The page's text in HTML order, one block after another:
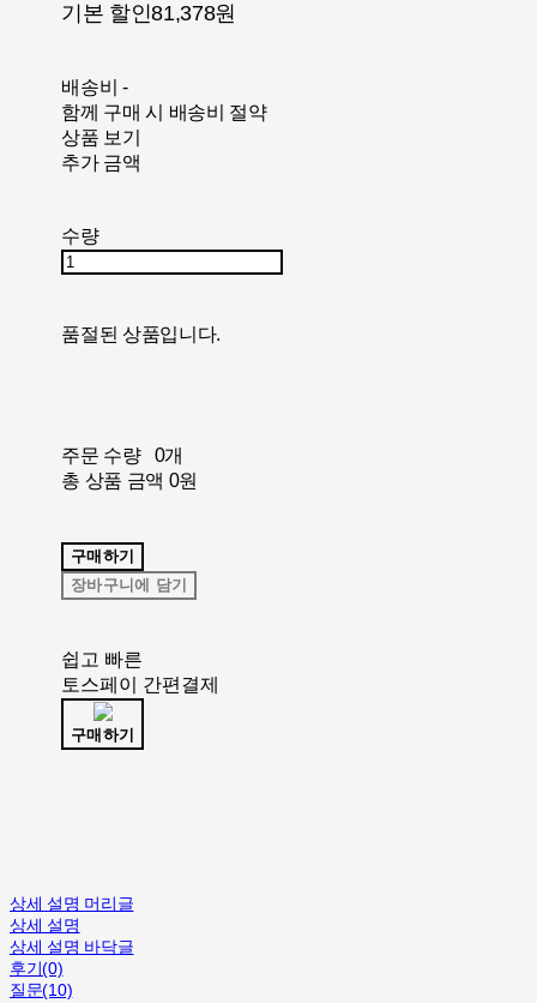
기본 할인81,378원
배송비 -
함께 구매 시 배송비 절약
상품 보기
추가 금액
수량
품절된 상품입니다.
주문 수량
0개
총 상품 금액 0원
구매하기
장바구니에 담기
쉽고 빠른
토스페이 간편결제
구매하기
상세 설명 머리글
상세 설명
상세 설명 바닥글
후기(0)
질문(10)